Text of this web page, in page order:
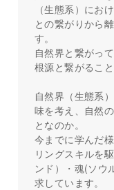
（生態系）にお
との繋がりから
す。
自然界と繋がっ
根源と繋がるこ
自然界（生態系
味を考え、自然
となのか。
今までに学んだ
リングスキルを
ンド）・魂(ソウ
求しています。